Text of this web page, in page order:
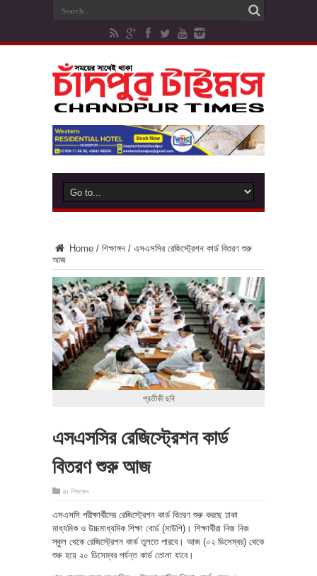
Home / শিক্ষাঙ্গন / এসএসসির রেজিস্ট্রেশন কার্ড বিতরণ শুরু
আজ
প্রতীকী ছবি
এসএসসির রেজিস্ট্রেশন কার্ড
বিতরণ শুরু আজ
in শিক্ষাঙ্গন
এসএসসি পরীক্ষার্থীদের রেজিস্ট্রেশন কার্ড বিতরণ শুরু করছে ঢাকা
মাধ্যমিক ও উচ্চমাধ্যমিক শিক্ষা বোর্ড (মাউশি)। শিক্ষার্থীরা নিজ নিজ
স্কুল থেকে রেজিস্ট্রেশন কার্ড তুলতে পারবে। আজ (০২ ডিসেম্বর) থেকে
শুরু হয়ে ২০ ডিসেম্বর পর্যন্ত কার্ড তোলা যাবে।